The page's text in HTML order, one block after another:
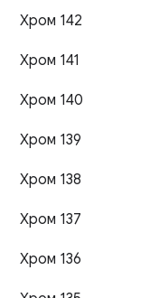
Хром 142
Хром 141
Хром 140
Хром 139
Хром 138
Хром 137
Хром 136